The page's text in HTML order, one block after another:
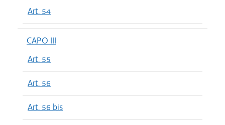
Art. 54
CAPO III
Art. 55
Art. 56
Art. 56 bis